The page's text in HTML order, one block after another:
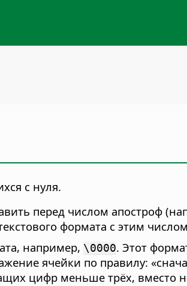
с нуля.
перед числом апостроф
формата с этим
например, \0000. Этот
ячейки по правилу:
цифр меньше трёх, вместо